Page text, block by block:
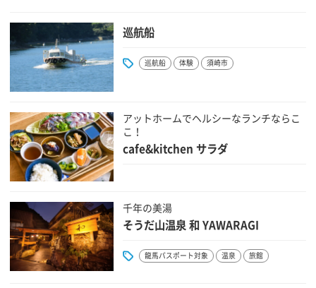
巡航船
巡航船 体験 須崎市
アットホームでヘルシーなランチならこ
こ！
cafe&kitchen サラダ
千年の美湯
そうだ山温泉 和 YAWARAGI
龍馬パスポート対象 温泉 旅館